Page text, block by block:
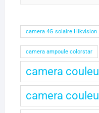
camera 4G solaire Hikvision
camera ampoule colorstar
camera
camera